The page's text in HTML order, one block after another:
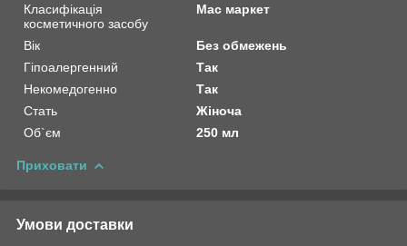
Класифікація
косметичного засобу
Мас маркет
Вік
Без обмежень
Гіпоалергенний
Так
Некомедогенно
Так
Стать
Жіноча
Об`єм
250 мл
Приховати
Умови доставки